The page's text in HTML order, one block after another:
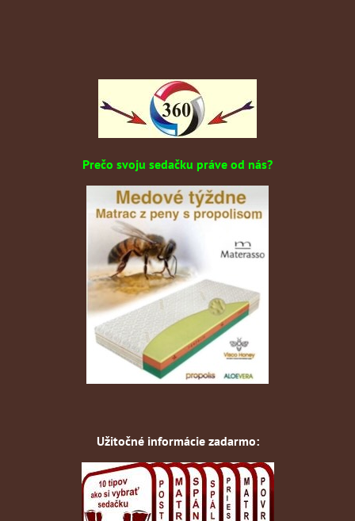
Prečo svoju sedačku práve od nás?
Užitočné informácie zadarmo: